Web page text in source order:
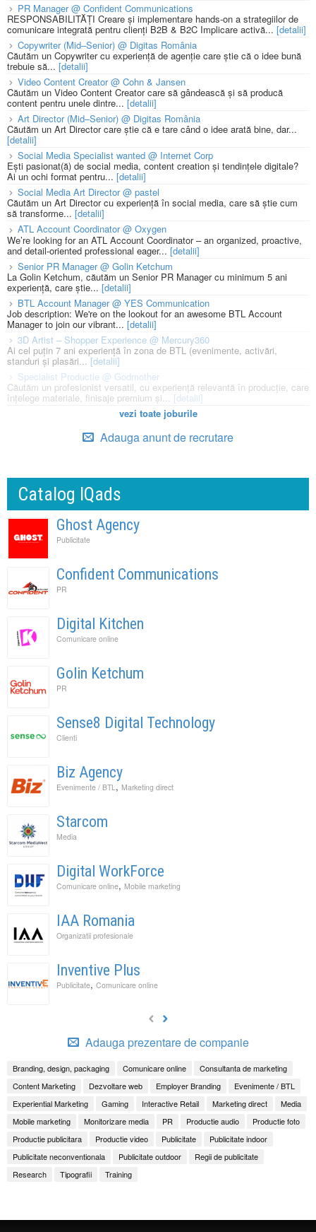
PR Manager @ Confident Communications
RESPONSABILITĂȚI Creare și implementare hands-on a strategiilor de
comunicare integrată pentru clienți B2B & B2C Implicare activă... [detalii]
Copywriter (Mid–Senior) @ Digitas România
Căutăm un Copywriter cu experiență de agenție care știe că o idee bună
trebuie să... [detalii]
Video Content Creator @ Cohn & Jansen
Căutăm un Video Content Creator care să gândească și să producă
content pentru unele dintre... [detalii]
Art Director (Mid–Senior) @ Digitas România
Căutăm un Art Director care știe că e tare când o idee arată bine, dar...
[detalii]
Social Media Specialist wanted @ Internet Corp
Ești pasionat(ă) de social media, content creation și tendințele digitale?
Ai un ochi format pentru... [detalii]
Social Media Art Director @ pastel
Căutăm un Art Director cu experiență în social media, care să știe cum
să transforme... [detalii]
ATL Account Coordinator @ Oxygen
We’re looking for an ATL Account Coordinator – an organized, proactive,
and detail-oriented professional eager... [detalii]
Senior PR Manager @ Golin Ketchum
La Golin Ketchum, căutăm un Senior PR Manager cu minimum 5 ani
experiență, care știe... [detalii]
BTL Account Manager @ YES Communication
Job description: We're on the lookout for an awesome BTL Account
Manager to join our vibrant... [detalii]
3D Artist – Shopper Experience @ Mercury360
Ai cel puțin 7 ani experiență în zona de BTL (evenimente, activări,
standuri și plasări...[detalii]
Specialist Productie @ Godmother
Căutăm un profesionist versatil, cu experiență relevantă în producție, care
înțelege materiale, finisaje premium și... [detalii]
vezi toate joburile
Adauga anunt de recrutare
Catalog IQads
Ghost Agency
Publicitate
Confident Communications
PR
Digital Kitchen
Comunicare online
Golin Ketchum
PR
Sense8 Digital Technology
Clienti
Biz Agency
Evenimente / BTL , Marketing direct
Starcom
Media
Digital WorkForce
Comunicare online, Mobile marketing
IAA Romania
Organizatii profesionale
Inventive Plus
Publicitate, Comunicare online
Adauga prezentare de companie
Branding, design, packaging Comunicare online
Consultanta de marketing
Content Marketing
Dezvoltare web Employer Branding
Evenimente / BTL
Experiential Marketing
Gaming Interactive Retail Marketing direct
Media
Mobile marketing
Monitorizare media PR Productie audio
Productie foto
Productie publicitara
Productie video Publicitate
Publicitate indoor
Publicitate neconventionala
Publicitate outdoor
Regii de publicitate
Research
Tipografii Training